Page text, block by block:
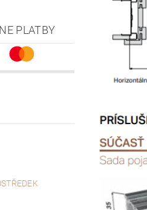
PLATBY